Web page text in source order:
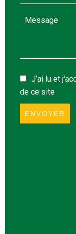
J’ai lu et
de ce site
ENVOYER